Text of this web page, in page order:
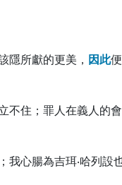
所獻的更美， 因此
不住；罪人在義人的
我心腸為吉珥‧哈列設